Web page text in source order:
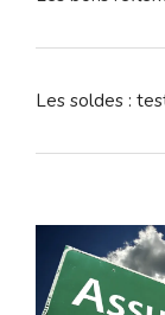
Les soldes :